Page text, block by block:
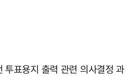
투표용지 출력 관련 의사결정 과